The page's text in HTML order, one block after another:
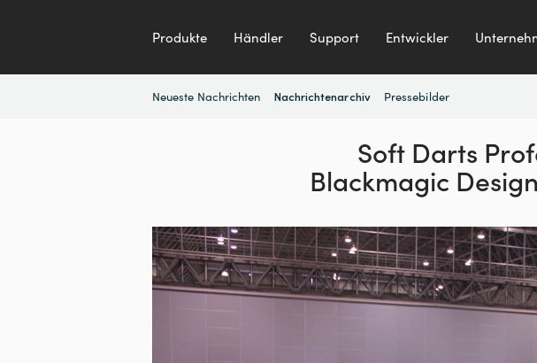
Produkte Händler Support Entwickler
Neueste Nachrichten Nachrichtenarchiv Pressebilder
Soft Darts
Blackmagic Design